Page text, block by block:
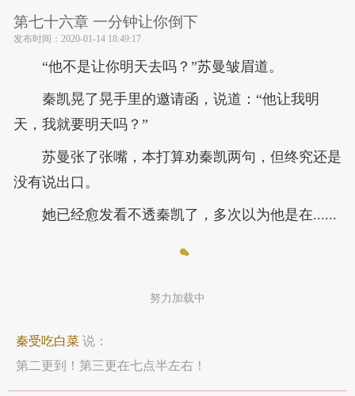
第七十六章 一分钟让你倒下
发布时间： 2020-01-14 18:49:17
“他不是让你明天去吗？”苏曼皱眉道。
秦凯晃了晃手里的邀请函，说道：“他让我明
天，我就要明天吗？”
苏曼张了张嘴，本打算劝秦凯两句，但终究还是
没有说出口。
她已经愈发看不透秦凯了，多次以为他是在......
努力加载中
秦受吃白菜 说：
第二更到！第三更在七点半左右！